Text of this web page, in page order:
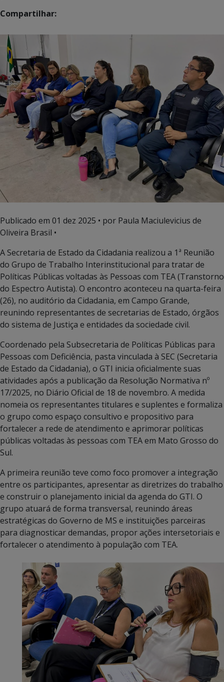
Compartilhar:
Publicado em 01 dez 2025 • por Paula Maciulevicius de
Oliveira Brasil •
A Secretaria de Estado da Cidadania realizou a 1ª Reunião
do Grupo de Trabalho Interinstitucional para tratar de
Políticas Públicas voltadas às Pessoas com TEA (Transtorno
do Espectro Autista). O encontro aconteceu na quarta-feira
(26), no auditório da Cidadania, em Campo Grande,
reunindo representantes de secretarias de Estado, órgãos
do sistema de Justiça e entidades da sociedade civil.
Coordenado pela Subsecretaria de Políticas Públicas para
Pessoas com Deficiência, pasta vinculada à SEC (Secretaria
de Estado da Cidadania), o GTI inicia oficialmente suas
atividades após a publicação da Resolução Normativa nº
17/2025, no Diário Oficial de 18 de novembro. A medida
nomeia os representantes titulares e suplentes e formaliza
o grupo como espaço consultivo e propositivo para
fortalecer a rede de atendimento e aprimorar políticas
públicas voltadas às pessoas com TEA em Mato Grosso do
Sul.
A primeira reunião teve como foco promover a integração
entre os participantes, apresentar as diretrizes do trabalho
e construir o planejamento inicial da agenda do GTI. O
grupo atuará de forma transversal, reunindo áreas
estratégicas do Governo de MS e instituições parceiras
para diagnosticar demandas, propor ações intersetoriais e
fortalecer o atendimento à população com TEA.